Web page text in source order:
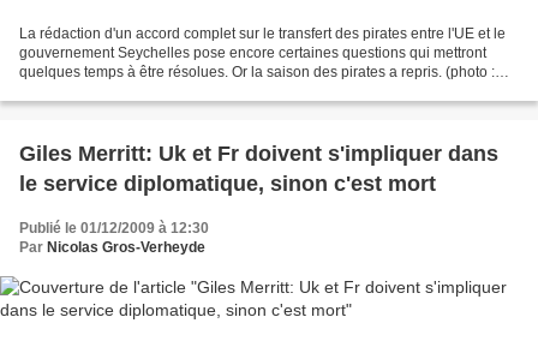
La rédaction d'un accord complet sur le transfert des pirates entre l'UE et le
gouvernement Seychelles pose encore certaines questions qui mettront
quelques temps à être résolues. Or la saison des pirates a repris. (photo :
Giles Merritt: Uk et Fr doivent s'impliquer dans
le service diplomatique, sinon c'est mort
Publié le 01/12/2009 à 12:30
Par Nicolas Gros-Verheyde